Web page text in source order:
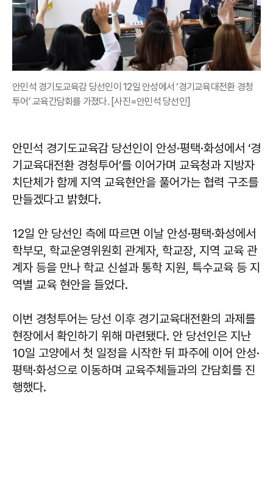
안민석 경기도교육감 당선인이 12일 안성에서 ‘경기교육대전환 경청
투어’ 교육간담회를 가졌다. [사진=안민석 당선인]
안민석 경기도교육감 당선인이 안성·평택·화성에서 ‘경
기교육대전환 경청투어’를 이어가며 교육청과 지방자
치단체가 함께 지역 교육현안을 풀어가는 협력 구조를
만들겠다고 밝혔다.
12일 안 당선인 측에 따르면 이날 안성·평택·화성에서
학부모, 학교운영위원회 관계자, 학교장, 지역 교육 관
계자 등을 만나 학교 신설과 통학 지원, 특수교육 등 지
역별 교육 현안을 들었다.
이번 경청투어는 당선 이후 경기교육대전환의 과제를
현장에서 확인하기 위해 마련됐다. 안 당선인은 지난
10일 고양에서 첫 일정을 시작한 뒤 파주에 이어 안성·
평택·화성으로 이동하며 교육주체들과의 간담회를 진
행했다.